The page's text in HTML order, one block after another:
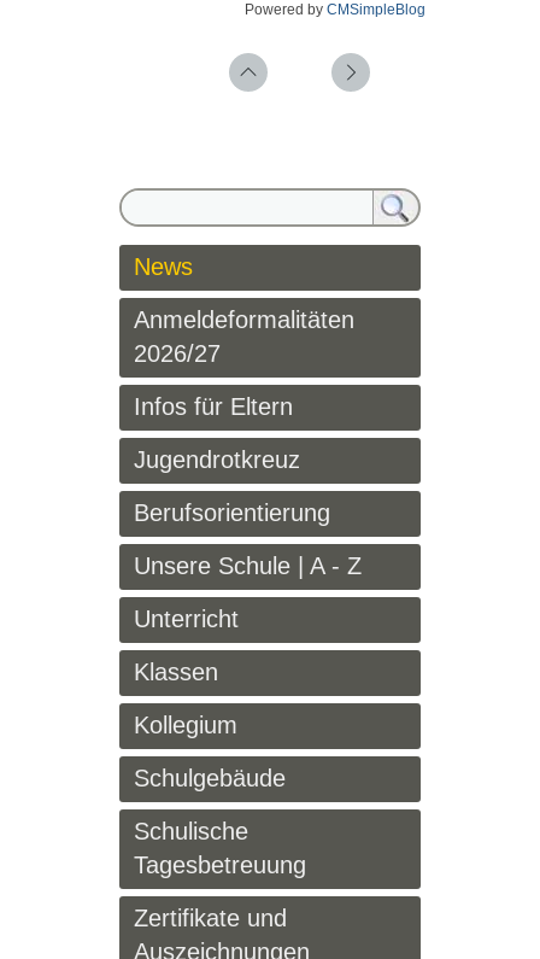
Powered by CMSimpleBlog
News
Anmeldeformalitäten
2026/27
Infos für Eltern
Jugendrotkreuz
Berufsorientierung
Unsere Schule | A - Z
Unterricht
Klassen
Kollegium
Schulgebäude
Schulische
Tagesbetreuung
Zertifikate und
Auszeichnungen